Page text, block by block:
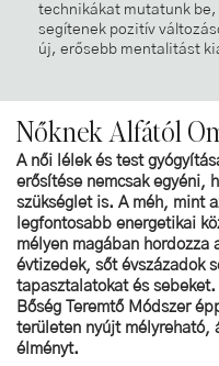
technikákat mutatunk be,
segítenek pozitív
új, erősebb mentalitást
Nőknek Alfától
A női lélek és test
erősítése nemcsak egyéni,
szükséglet is. A méh, mint
legfontosabb energetikai
mélyen magában hordozza
évtizedek, sőt évszázadok
tapasztalatokat és
Bőség Teremtő Módszer
területen nyújt mélyreható,
élményt.